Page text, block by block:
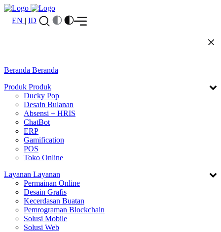
EN | ID
Beranda Beranda
Produk Produk
Ducky Pop
Desain Bulanan
Absensi + HRIS
ChatBot
ERP
Gamification
POS
Toko Online
Layanan Layanan
Permainan Online
Desain Grafis
Kecerdasan Buatan
Pemrograman Blockchain
Solusi Mobile
Solusi Web